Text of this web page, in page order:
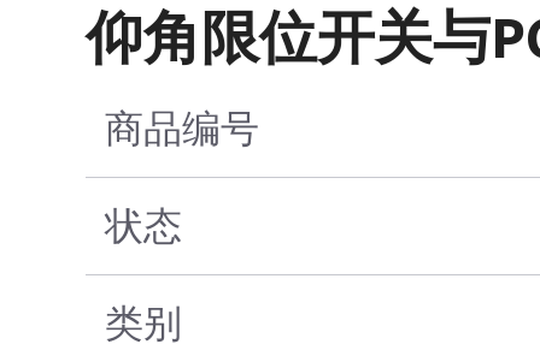
仰角限位开关与
商品编号
状态
类别